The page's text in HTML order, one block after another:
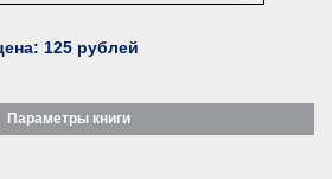
125 рублей
Параметры книги